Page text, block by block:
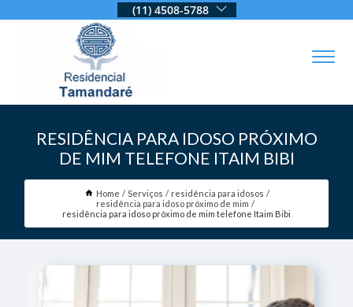
(11) 4508-5788
RESIDÊNCIA PARA IDOSO PRÓXIMO
DE MIM TELEFONE ITAIM BIBI
Home Serviços
residência para idosos
residência para idoso próximo de mim
residência para idoso próximo de mim telefone Itaim Bibi